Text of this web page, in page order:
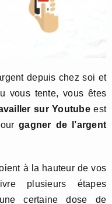
depuis chez soi et
vous tente, vous êtes
sur Youtubeest
gagner de l’argent
à la hauteur de vos
plusieurs étapes
certaine dose de